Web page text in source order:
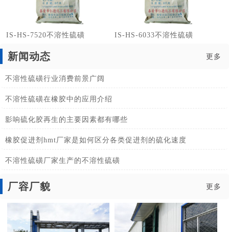
IS-HS-7520不溶性硫磺 IS-HS-6033不溶性硫磺
新闻动态 更多
不溶性硫磺行业消费前景广阔
不溶性硫磺在橡胶中的应用介绍
影响硫化胶再生的主要因素都有哪些
橡胶促进剂hmt厂家是如何区分各类促进剂的硫化速度
不溶性硫磺厂家生产的不溶性硫磺
厂容厂貌 更多